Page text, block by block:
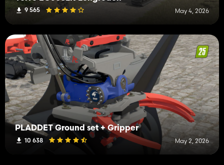
9 565 May 4, 2026
PLADDET Ground set + Gripper
10 638 May 2, 2026